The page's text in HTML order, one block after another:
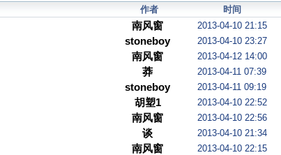
作者 时间
南风窗 2013-04-10 21:15
stoneboy 2013-04-10 23:27
南风窗 2013-04-12 14:00
莽 2013-04-11 07:39
stoneboy 2013-04-11 09:19
胡塑1 2013-04-10 22:52
南风窗 2013-04-10 22:56
谈 2013-04-10 21:34
南风窗 2013-04-10 22:15